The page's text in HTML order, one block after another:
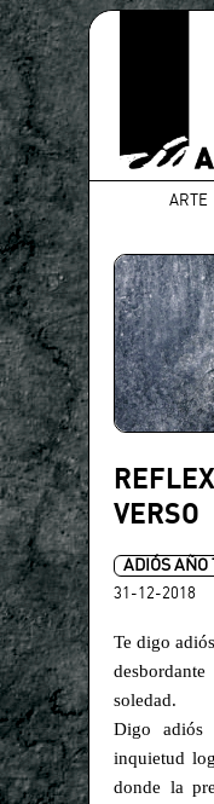
ARTE
VERSO
ADIÓS AÑO
31-12-2018
Te digo
soledad.
Digo
inquietud
donde la